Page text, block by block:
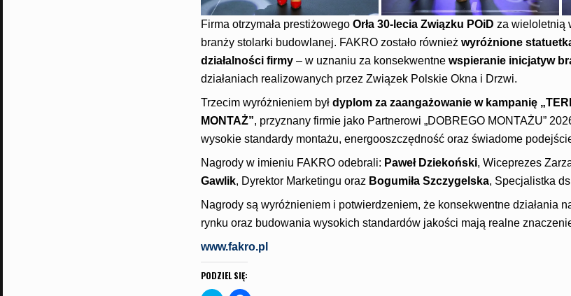
Firma otrzymała prestiżowego Orła 30-lecia Związku POiD za wieloletnią
branży stolarki budowlanej. FAKRO zostało również wyróżnione
działalności firmy– w uznaniu za konsekwentne wspieranie inicjatyw
działaniach realizowanych przez Związek Polskie Okna i Drzwi.
Trzecim wyróżnieniem był dyplom za zaangażowanie w kampanię
MONTAŻ”, przyznany firmie jako Partnerowi „DOBREGO MONTAŻU”
wysokie standardy montażu, energooszczędność oraz świadome
Nagrody w imieniu FAKRO odebrali: Paweł Dziekoński, Wiceprezes
Gawlik, Dyrektor Marketingu oraz Bogumiła Szczygelska, Specjalistka
Nagrody są wyróżnieniem i potwierdzeniem, że konsekwentne działania
rynku oraz budowania wysokich standardów jakości mają realne
www.fakro.pl
PODZIEL SIĘ: